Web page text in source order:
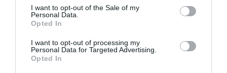
consent section.
I want to opt-out of the Sale of my
Personal Data.
Opted In
I want to opt-out of processing my
Personal Data for Targeted Advertising.
Opted In
08.08.2026 | 18:40
Αγανάκτηση σε χωριό της
Εύβοιας: Μένουν κάθε μέρα χωρίς
νερό – Σοβαρή καταγγελία